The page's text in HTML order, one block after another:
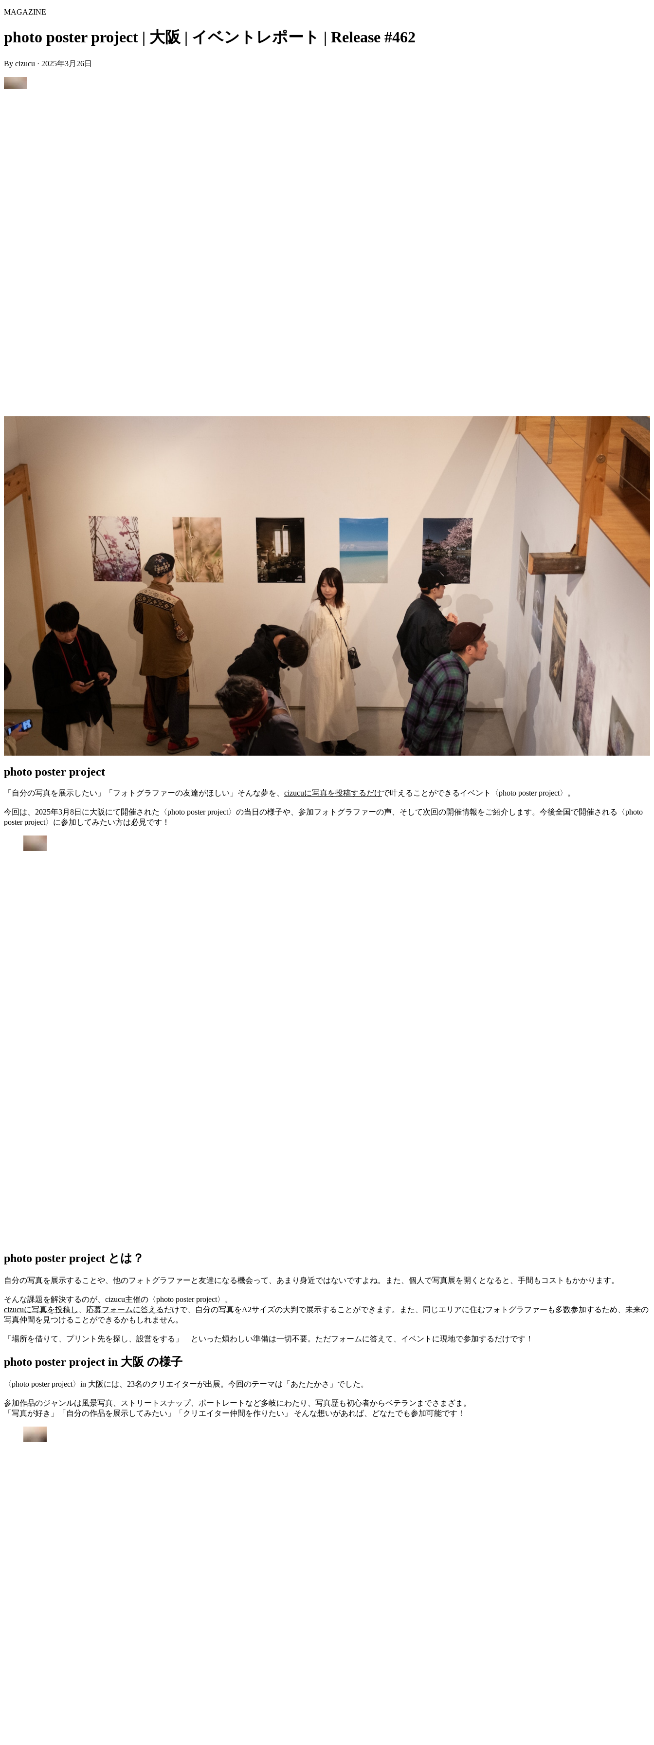
MAGAZINE
photo poster project | 大阪 | イベントレポート | Release #462
By cizucu · 2025年3月26日
photo poster project
「自分の写真を展示したい」「フォトグラファーの友達がほしい」そんな夢を、 cizucuに写真を投稿するだけで叶えることができるイベント〈photo poster project〉。
今回は、2025年3月8日に大阪にて開催された〈photo poster project〉の当日の様子や、参加フォトグラファーの声、そして次回の開催情報をご紹介します。今後全国で開催される〈photo
poster project〉に参加してみたい方は必見です！
photo poster project とは？
自分の写真を展示することや、他のフォトグラファーと友達になる機会って、あまり身近ではないですよね。また、個人で写真展を開くとなると、手間もコストもかかります。
そんな課題を解決するのが、cizucu主催の〈photo poster project〉。
cizucuに写真を投稿し
応募フォームに答えるだけで、自分の写真をA2サイズの大判で展示することができます。また、同じエリアに住むフォトグラファーも多数参加するため、未来の
写真仲間を見つけることができるかもしれません。
「場所を借りて、プリント先を探し、設営をする」 といった煩わしい準備は一切不要。ただフォームに答えて、イベントに現地で参加するだけです！
photo poster project in 大阪 の様子
〈photo poster project〉in 大阪には、23名のクリエイターが出展。今回のテーマは「あたたかさ」でした。
参加作品のジャンルは風景写真、ストリートスナップ、ポートレートなど多岐にわたり、写真歴も初心者からベテランまでさまざま。
「写真が好き」「自分の作品を展示してみたい」「クリエイター仲間を作りたい」 そんな想いがあれば、どなたでも参加可能です！